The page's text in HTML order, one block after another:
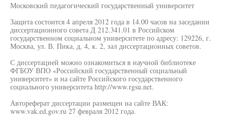
Московский педагогический государственный университет
Защита состоится 4 апреля 2012 года в 14.00 часов на заседании
диссертационного совета Д 212.341.01 в Российском
государственном социальном университете по адресу: 129226, г.
Москва, ул. В. Пика, д. 4, к. 2, зал диссертационных советов.
С диссертацией можно ознакомиться в научной библиотеке
ФГБОУ ВПО «Российский государственный социальный
университет» и на сайте Российского государственного
социального университета http://www.rgsu.net.
Автореферат диссертации размещен на сайте ВАК:
www.vak.ed.gov.ru 27 февраля 2012 года.